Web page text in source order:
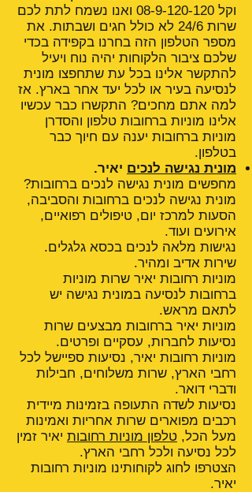
וקל 08-9-120-120 ואנו נשמח לתת לכם
שרות 24/6 לא כולל חגים ושבתות. את
מספר הטלפון הזה בחרנו בקפידה בכדי
שלכם ציבור הלקוחות יהיה נוח ויעיל
להתקשר אלינו בכל עת שתחפצו מונית
לנסיעה בעיר או לכל יעד אחר בארץ. אז
למה אתם מחכים? התקשרו כבר עכשיו
אלינו מוניות ברחובות טלפון והסדרן
מוניות ברחובות יענה עם חיוך כבר
בטלפון.
מונית נגישה לנכים יאיר.
מחפשים מונית נגישה לנכים ברחובות?
מונית נגישה לנכים ברחובות והסביבה,
הסעות למרכז יום, טיפולים רפואיים,
אירועים ועוד.
נגישות מלאה לנכים בכסא גלגלים.
שירות אדיב ומהיר.
מוניות רחובות יאיר שרות מוניות
ברחובות לנסיעה במונית נגישה יש
לתאם מראש.
מוניות יאיר ברחובות מבצעים שרות
נסיעות לחברות, עסקיים ופרטים.
מוניות רחובות יאיר, נסיעות ספיישל לכל
רחבי הארץ, שרות משלוחים, חבילות
ודברי דואר.
נסיעות לשדה התעופה בזמינות מיידית
רכבים מפוארים שרות אחריות ואמינות
מעל הכל, טלפון מוניות רחובות יאיר זמין
לכל נסיעה ולכל רחבי הארץ.
הצטרפו לחוג לקוחותינו מוניות רחובות
יאיר.